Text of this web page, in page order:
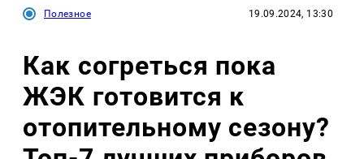
Полезное 19.09.2024, 13:30
Как согреться пока
ЖЭК готовится к
отопительному сезону?